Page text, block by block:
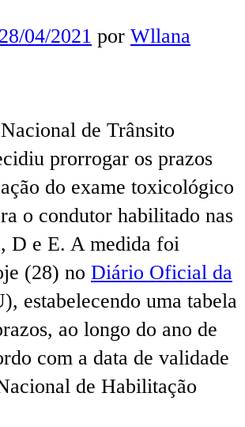
28/04/2021 por Wllana
de Trânsito
prorrogar os prazos
do exame toxicológico
o condutor habilitado nas
D e E. A medida foi
(28) no Diário Oficial da
estabelecendo uma tabela
ao longo do ano de
com a data de validade
de Habilitação